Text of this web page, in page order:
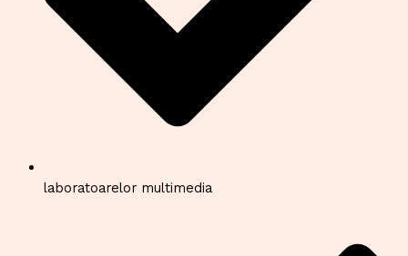
laboratoarelor multimedia